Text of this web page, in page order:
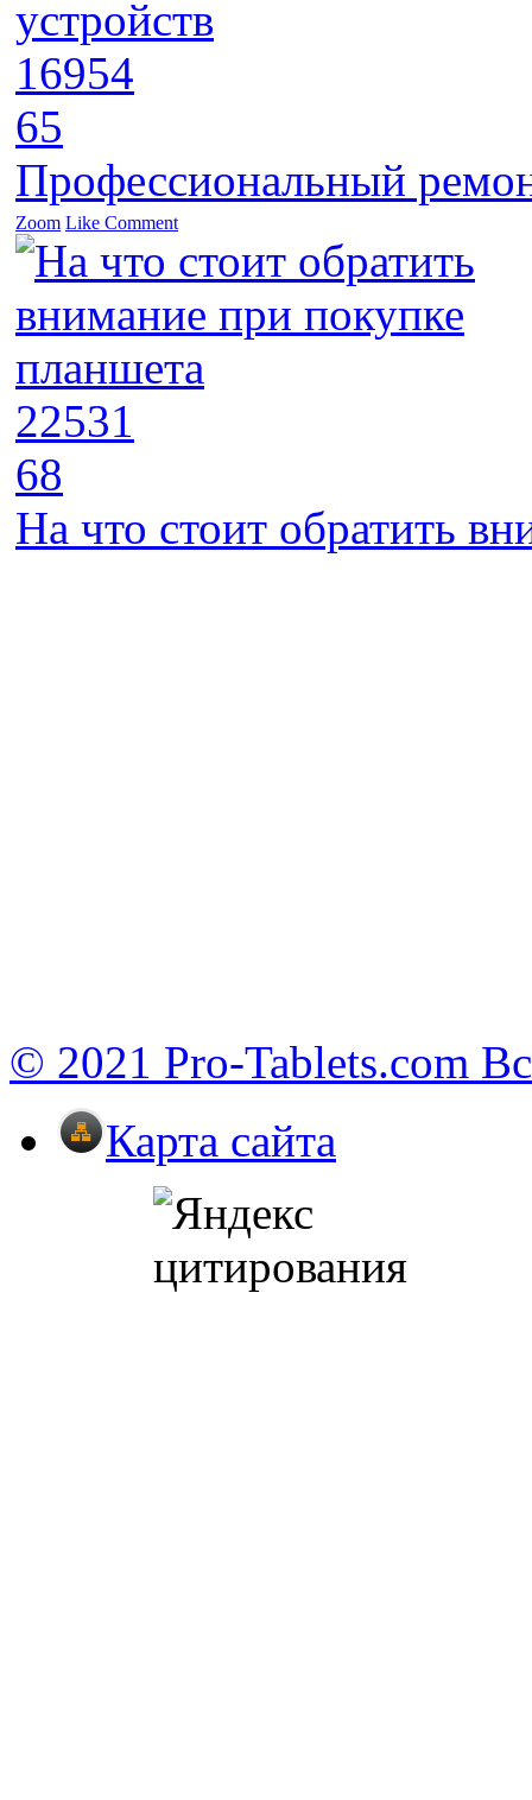
16954
65
Профессиональный
Zoom Like Comment
22531
68
На что стоит обратить
© 2021 Pro-Tablets.com
Карта сайта